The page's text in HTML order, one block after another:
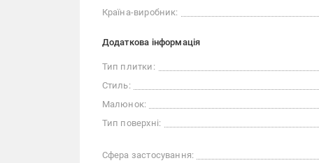
Країна-виробник:
Додаткова інформація
Тип плитки:
Стиль:
Малюнок:
Тип поверхні:
Сфера застосування: